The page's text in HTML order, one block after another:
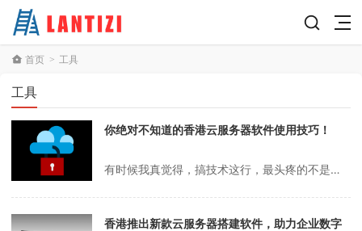
首页 > 工具
工具
你绝对不知道的香港云服务器软件使用技巧！
有时候我真觉得，搞技术这行，最头疼的不是写代码，也不是熬夜上线，反倒是选服务器、配环境、挑软件这些琐碎事。尤其是香港云服务器，表面上看选好了机子就万事大吉，实际上软件选不好，分分钟卡成PPT，或者安全隐患一堆。前阵子我还在群里跟人吐槽，说“你们谁有靠谱的香港云服务器软件推荐？别再给我安一堆没用的监控面板了，C...
香港推出新款云服务器搭建软件，助力企业数字